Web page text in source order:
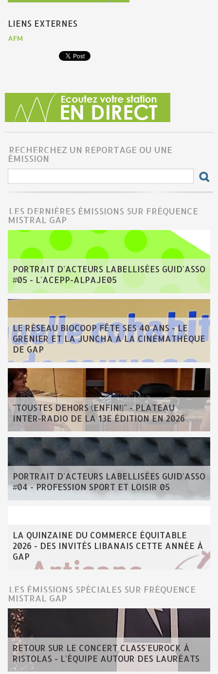
LIENS EXTERNES
AFM
RECHERCHEZ UN REPORTAGE OU UNE
ÉMISSION
LES DERNIÈRES ÉMISSIONS SUR FRÉQUENCE
MISTRAL GAP
PORTRAIT D'ACTEURS LABELLISÉES GUID'ASSO
#05 - L'ACEPP-ALPAJE05
LE RÉSEAU BIOCOOP FÊTE SES 40 ANS - LE
GRENIER ET LA JUNCHA À LA CINÉMATHÈQUE
DE GAP
"TOUSTES DEHORS (ENFIN!)" - PLATEAU
INTER-RADIO DE LA 13E ÉDITION EN 2026
PORTRAIT D'ACTEURS LABELLISÉES GUID'ASSO
#04 - PROFESSION SPORT ET LOISIR 05
LA QUINZAINE DU COMMERCE ÉQUITABLE
2026 - DES INVITÉS LIBANAIS CETTE ANNÉE À
GAP
LES ÉMISSIONS SPÉCIALES SUR FRÉQUENCE
MISTRAL GAP
RETOUR SUR LE CONCERT CLASS'EUROCK À
RISTOLAS - L'ÉQUIPE AUTOUR DES LAURÉATS